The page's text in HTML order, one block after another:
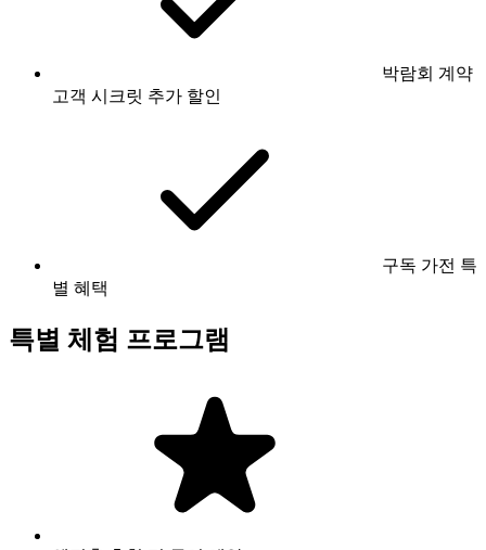
박람회 계약
고객 시크릿 추가 할인
구독 가전 특
별 혜택
특별 체험 프로그램